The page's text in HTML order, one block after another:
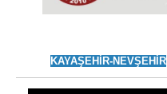
KAYAŞEHİR-NEVŞEHİR